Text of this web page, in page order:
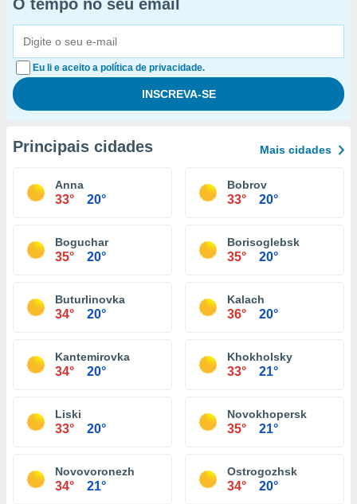
O tempo no seu email
Eu li e aceito a política de privacidade.
Principais cidades Mais cidades
Anna
33° 20°
Bobrov
33° 20°
Boguchar
35° 20°
Borisoglebsk
35° 20°
Buturlinovka
34° 20°
Kalach
36° 20°
Kantemirovka
34° 20°
Khokholsky
33° 21°
Liski
33° 20°
Novokhopersk
35° 21°
Novovoronezh
34° 21°
Ostrogozhsk
34° 20°